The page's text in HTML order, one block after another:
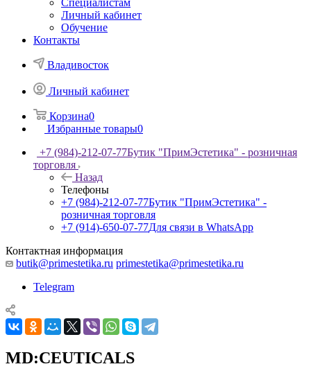
Специалистам
Личный кабинет
Обучение
Контакты
Владивосток
Личный кабинет
Корзина0
Избранные товары0
+7 (984)-212-07-77Бутик "ПримЭстетика" - розничная
торговля
Назад
Телефоны
+7 (984)-212-07-77Бутик "ПримЭстетика" -
розничная торговля
+7 (914)-650-07-77Для связи в WhatsApp
Контактная информация
butik@primestetika.ru primestetika@primestetika.ru
Telegram
MD:CEUTICALS